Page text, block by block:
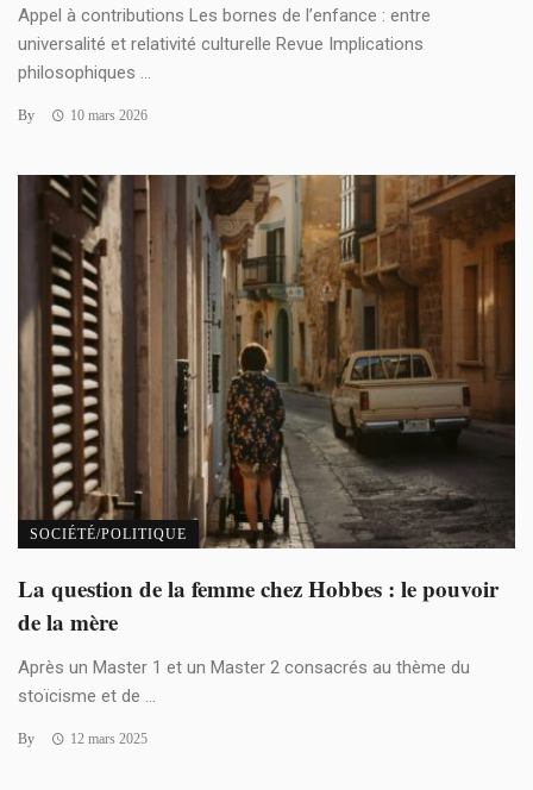
Appel à contributions Les bornes de l’enfance : entre
universalité et relativité culturelle Revue Implications
philosophiques ...
By 10 mars 2026
SOCIÉTÉ/POLITIQUE
La question de la femme chez Hobbes : le pouvoir
de la mère
Après un Master 1 et un Master 2 consacrés au thème du
stoïcisme et de ...
By 12 mars 2025